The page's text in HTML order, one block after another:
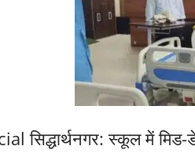
सिद्धार्थनगर: स्कूल में मिड-